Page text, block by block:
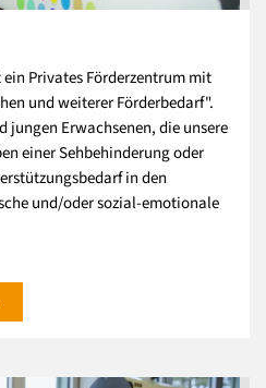
Privates Förderzentrum mit
und weiterer Förderbedarf".
jungen Erwachsenen, die unsere
einer Sehbehinderung oder
in den
und/oder sozial-emotionale